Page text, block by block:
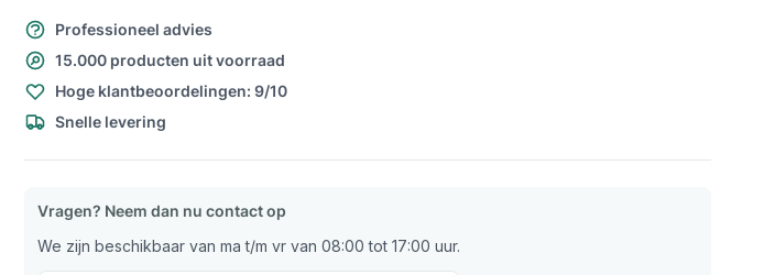
Professioneel advies
15.000 producten uit voorraad
Hoge klantbeoordelingen: 9/10
Snelle levering
Vragen? Neem dan nu contact op
We zijn beschikbaar van ma t/m vr van 08:00 tot 17:00 uur.